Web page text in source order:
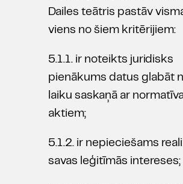
Dailes teātris pastāv
viens no šiem kritērijiem:
5.1.1. ir noteikts juridisks
pienākums datus glabāt
laiku saskaņā ar
aktiem;
5.1.2. ir nepieciešams
savas leģitīmās intereses;